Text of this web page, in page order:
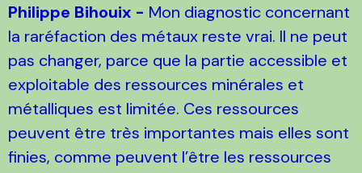
Philippe Bihouix - Mon diagnostic concernant
la raréfaction des métaux reste vrai. Il ne peut
pas changer, parce que la partie accessible et
exploitable des ressources minérales et
métalliques est limitée. Ces ressources
peuvent être très importantes mais elles sont
finies, comme peuvent l’être les ressources